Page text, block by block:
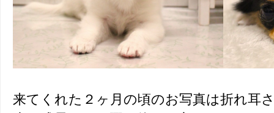
来てくれた２ヶ月の頃のお写真は折れ耳